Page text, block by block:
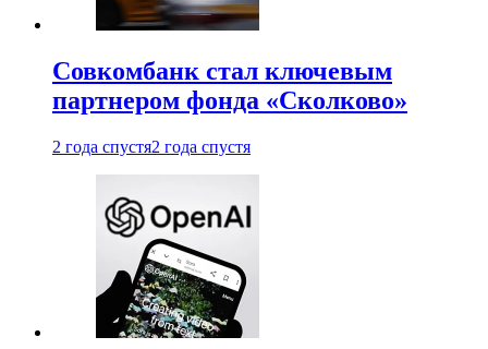
Совкомбанк стал ключевым
партнером фонда «Сколково»
2 года спустя2 года спустя